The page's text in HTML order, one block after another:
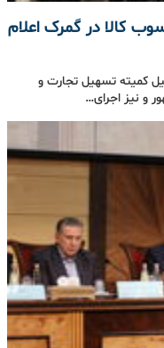
کالا در گمرک اعلام
تسهیل تجارت و
و نیز اجرای…